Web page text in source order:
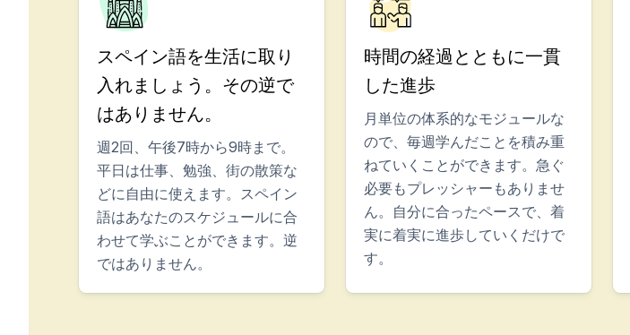
スペイン語を生活に取り
入れましょう。その逆で
はありません。
週2回、午後7時から9時まで。
平日は仕事、勉強、街の散策な
どに自由に使えます。スペイン
語はあなたのスケジュールに合
わせて学ぶことができます。逆
ではありません。
時間の経過とともに一貫
した進歩
月単位の体系的なモジュールな
ので、毎週学んだことを積み重
ねていくことができます。急ぐ
必要もプレッシャーもありませ
ん。自分に合ったペースで、着
実に着実に進歩していくだけで
す。